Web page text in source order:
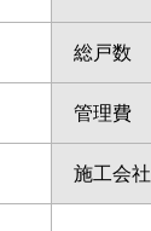
総戸数
管理費
施工会社